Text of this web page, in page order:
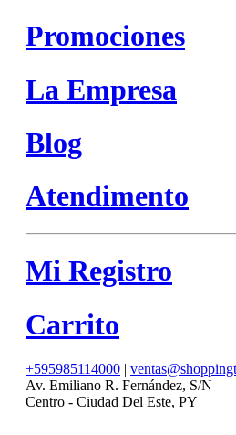
Promociones
La Empresa
Blog
Atendimento
Mi Registro
Carrito
+595985114000 |
Av. Emiliano R. Fernández, S/N
Centro - Ciudad Del Este, PY